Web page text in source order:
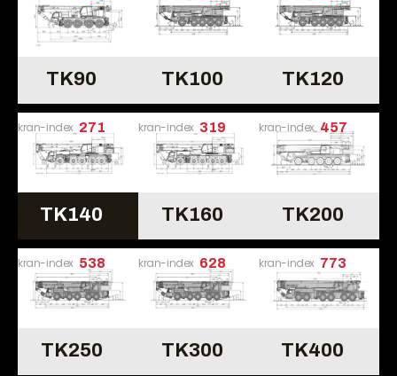
TK90 TK100 TK120
kran-index 271
TK140
kran-index 319
TK160
kran-index 457
TK200
kran-index 538
TK250
kran-index 628
TK300
kran-index 773
TK400